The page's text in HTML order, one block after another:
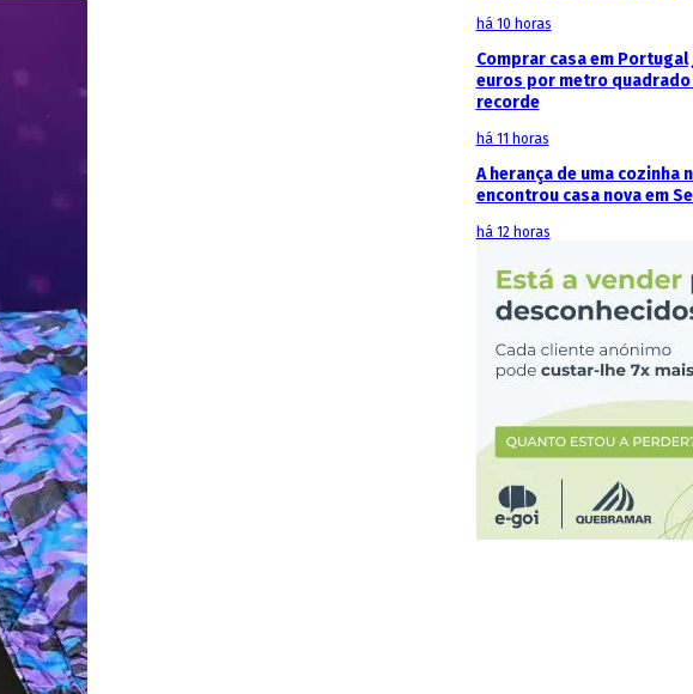
há 10 horas
Comprar casa em Portugal
euros por metro quadrado
recorde
há 11 horas
A herança de uma cozinha
encontrou casa nova em
há 12 horas